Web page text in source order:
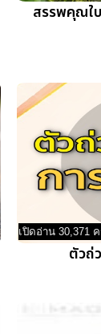
สรรพคุณใ
เปิดอ่าน 30,371 ค
ตัวถ่